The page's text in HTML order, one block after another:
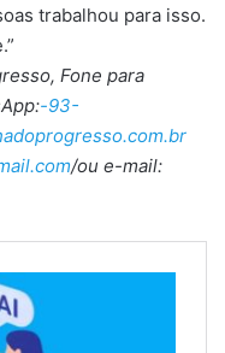
trabalhou para isso.
Fone para
-93-
/ou e-mail: